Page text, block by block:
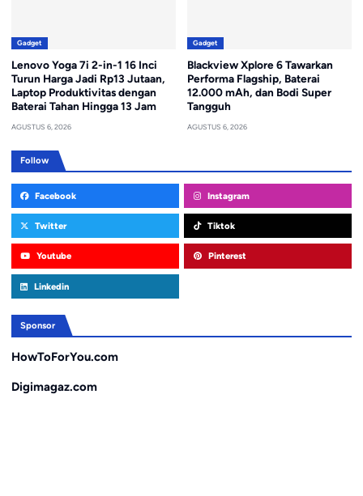
Gadget
Lenovo Yoga 7i 2-in-1 16 Inci
Turun Harga Jadi Rp13 Jutaan,
Laptop Produktivitas dengan
Baterai Tahan Hingga 13 Jam
AGUSTUS 6, 2026
Gadget
Blackview Xplore 6 Tawarkan
Performa Flagship, Baterai
12.000 mAh, dan Bodi Super
Tangguh
AGUSTUS 6, 2026
Follow
Facebook Instagram
Twitter Tiktok
Youtube Pinterest
Linkedin
Sponsor
HowToForYou.com
Digimagaz.com